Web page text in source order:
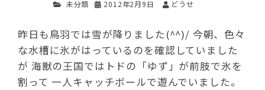
未分類 2012年2月9日 どうせ
昨日も鳥羽では雪が降りました(^^)/ 今朝、色々
な水槽に氷がはっているのを確認していました
が 海獣の王国ではトドの「ゆず」が前肢で氷を
割って 一人キャッチボールで遊んでいました。